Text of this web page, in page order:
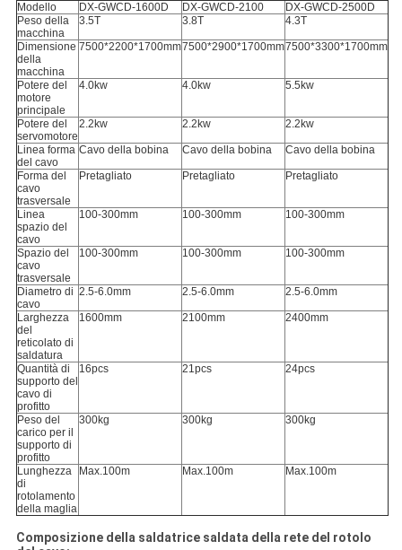
Modello DX-GWCD-1600D DX-GWCD-2100
DX-GWCD-2500D
Peso della
macchina
3.5T 3.8T 4.3T
Dimensione
della
macchina
7500*2200*1700mm7500*2900*1700mm7500*3300*1700mm
Potere del
motore
principale
4.0kw 4.0kw 5.5kw
Potere del
servomotore
2.2kw 2.2kw 2.2kw
Linea forma
del cavo
Cavo della bobina Cavo della bobina Cavo della bobina
Forma del
cavo
trasversale
Pretagliato Pretagliato Pretagliato
Linea
spazio del
cavo
100-300mm 100-300mm 100-300mm
Spazio del
cavo
trasversale
100-300mm 100-300mm 100-300mm
Diametro di
cavo
2.5-6.0mm 2.5-6.0mm 2.5-6.0mm
Larghezza
del
reticolato di
saldatura
1600mm 2100mm 2400mm
Quantità di
supporto del
cavo di
profitto
16pcs 21pcs 24pcs
Peso del
carico per il
supporto di
profitto
300kg 300kg 300kg
Lunghezza
di
rotolamento
della maglia
Max.100m Max.100m Max.100m
Composizione della saldatrice saldata della rete del rotolo